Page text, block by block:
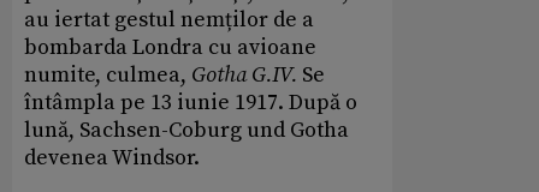
au iertat gestul nemților de a
bombarda Londra cu avioane
numite, culmea, Gotha G.IV. Se
întâmpla pe 13 iunie 1917. După o
lună, Sachsen-Coburg und Gotha
devenea Windsor.